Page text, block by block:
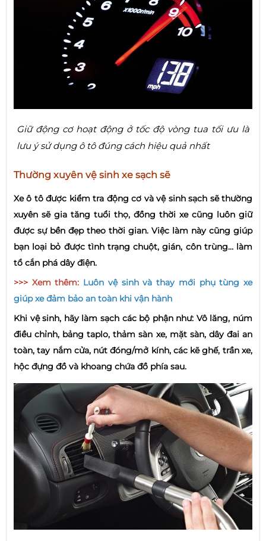
Giữ động cơ hoạt động ở tốc độ vòng tua tối ưu là
lưu ý sử dụng ô tô đúng cách hiệu quả nhất
Thường xuyên vệ sinh xe sạch sẽ
Xe ô tô được kiểm tra động cơ và vệ sinh sạch sẽ thường
xuyên sẽ gia tăng tuổi thọ, đồng thời xe cũng luôn giữ
được sự bền đẹp theo thời gian. Việc làm này cũng giúp
bạn loại bỏ được tình trạng chuột, gián, côn trùng… làm
tổ cắn phá dây điện.
>>> Xem thêm: Luôn vệ sinh và thay mới phụ tùng xe
giúp xe đảm bảo an toàn khi vận hành
Khi vệ sinh, hãy làm sạch các bộ phận như: Vô lăng, núm
điều chỉnh, bảng taplo, thảm sàn xe, mặt sàn, dây đai an
toàn, tay nắm cửa, nút đóng/mở kính, các kẽ ghế, trần xe,
hộc đựng đồ và khoang chứa đồ phía sau.